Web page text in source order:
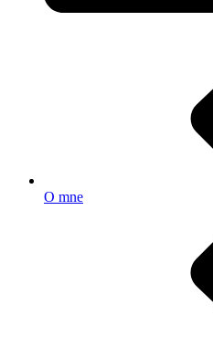
O mne